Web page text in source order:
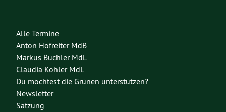
Alle Termine
Anton Hofreiter MdB
Markus Büchler MdL
Claudia Köhler MdL
Du möchtest die Grünen unterstützen?
Newsletter
Satzung